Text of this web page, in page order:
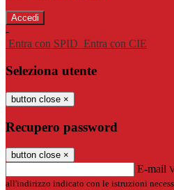
-
Entra con SPID Entra con CIE
Seleziona utente
button close ×
Recupero password
button close ×
E-mail
all'indirizzo indicato con le istruzioni